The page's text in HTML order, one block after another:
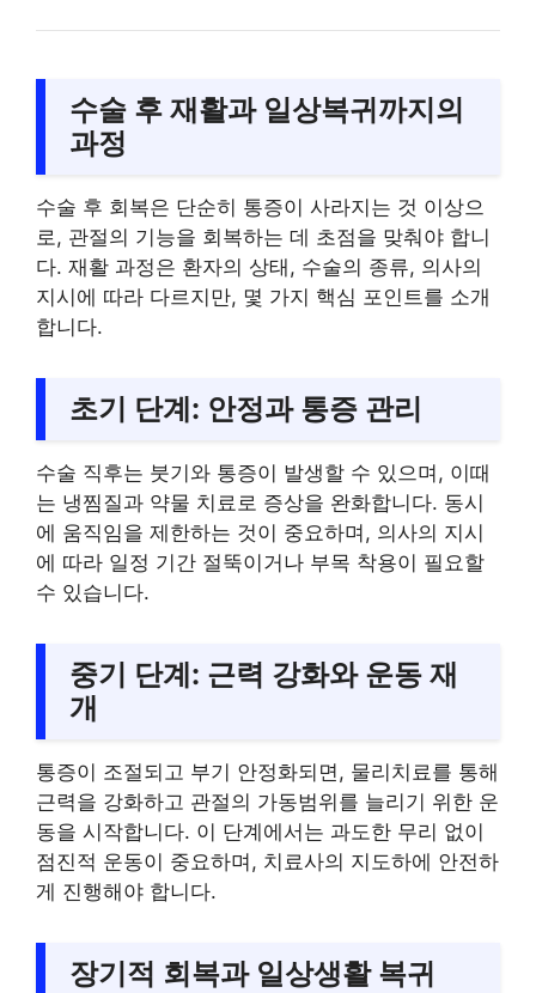
수술 후 재활과 일상복귀까지의
과정
수술 후 회복은 단순히 통증이 사라지는 것 이상으
로, 관절의 기능을 회복하는 데 초점을 맞춰야 합니
다. 재활 과정은 환자의 상태, 수술의 종류, 의사의
지시에 따라 다르지만, 몇 가지 핵심 포인트를 소개
합니다.
초기 단계: 안정과 통증 관리
수술 직후는 붓기와 통증이 발생할 수 있으며, 이때
는 냉찜질과 약물 치료로 증상을 완화합니다. 동시
에 움직임을 제한하는 것이 중요하며, 의사의 지시
에 따라 일정 기간 절뚝이거나 부목 착용이 필요할
수 있습니다.
중기 단계: 근력 강화와 운동 재
개
통증이 조절되고 부기 안정화되면, 물리치료를 통해
근력을 강화하고 관절의 가동범위를 늘리기 위한 운
동을 시작합니다. 이 단계에서는 과도한 무리 없이
점진적 운동이 중요하며, 치료사의 지도하에 안전하
게 진행해야 합니다.
장기적 회복과 일상생활 복귀